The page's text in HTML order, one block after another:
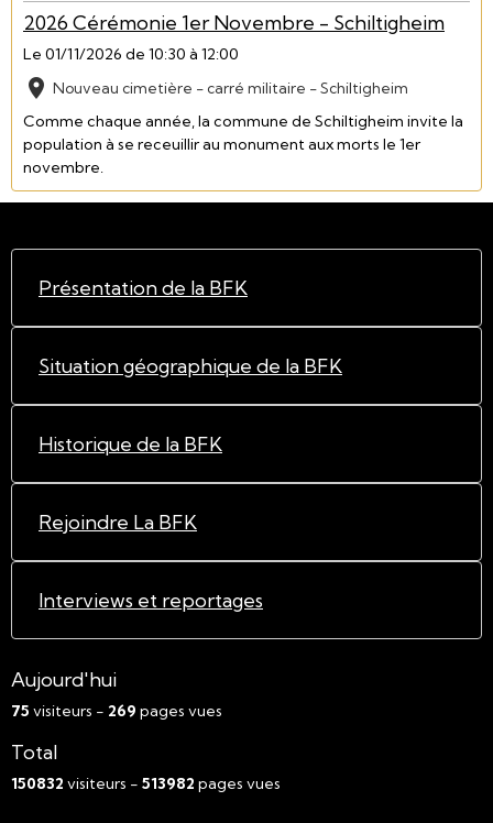
2026 Cérémonie 1er Novembre - Schiltigheim
Le 01/11/2026 de 10:30 à 12:00
Nouveau cimetière - carré militaire - Schiltigheim
Comme chaque année, la commune de Schiltigheim invite la
population à se receuillir au monument aux morts le 1er
novembre.
Présentation de la BFK
Situation géographique de la BFK
Historique de la BFK
Rejoindre La BFK
Interviews et reportages
Aujourd'hui
75 visiteurs - 269 pages vues
Total
150832 visiteurs - 513982 pages vues